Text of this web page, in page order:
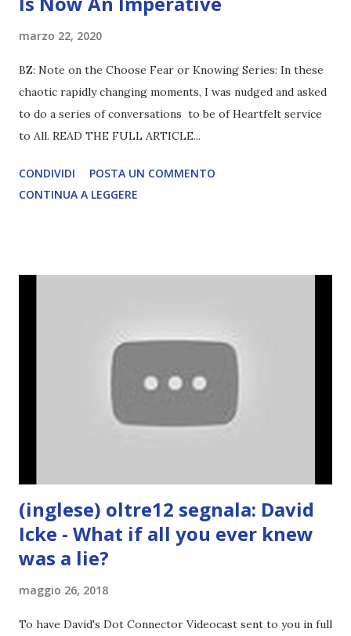
marzo 22, 2020
BZ: Note on the Choose Fear or Knowing Series: In these
chaotic rapidly changing moments, I was nudged and asked
to do a series of conversations to be of Heartfelt service
to All. READ THE FULL ARTICLE...
CONDIVIDI
POSTA UN COMMENTO
CONTINUA A LEGGERE
(inglese) oltre12 segnala: David
Icke - What if all you ever knew
was a lie?
maggio 26, 2018
To have David's Dot Connector Videocast sent to you in full